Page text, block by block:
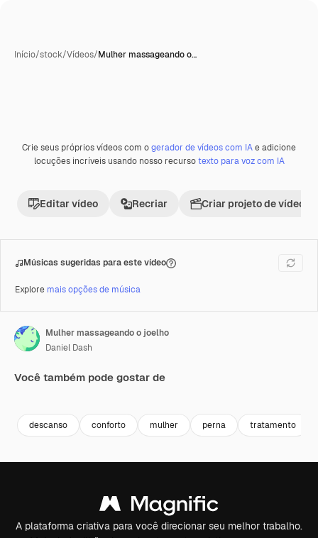
Início/stock/Vídeos/Mulher massageando o…
Premium
Crie seus próprios vídeos com ogerador de vídeos com IAe adicione
locuções incríveis usando nosso recursotexto para voz com IA
Editar vídeo Recriar Criar projeto de vídeo
Músicas sugeridas para este vídeo
Explore mais opções de música
Mulher massageando o joelho
Daniel Dash
Você também pode gostar de
descanso conforto mulher perna tratamento
A plataforma criativa para você direcionar seu melhor trabalho.